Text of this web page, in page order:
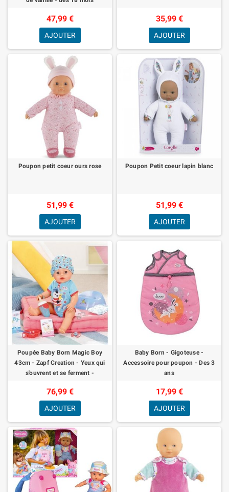
47,99 €
AJOUTER
35,99 €
AJOUTER
Poupon petit coeur ours rose
51,99 €
AJOUTER
Poupon Petit coeur lapin blanc
51,99 €
AJOUTER
Poupée Baby Born Magic Boy
43cm - Zapf Creation - Yeux qui
s'ouvrent et se ferment -
76,99 €
AJOUTER
Baby Born - Gigoteuse -
Accessoire pour poupon - Des 3
ans
17,99 €
AJOUTER